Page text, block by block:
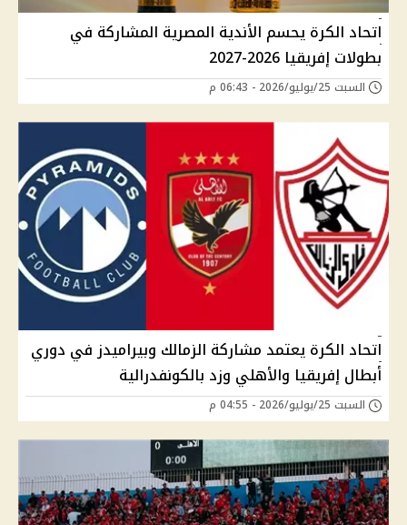
اتحاد الكرة يحسم الأندية المصرية المشاركة في
بطولات إفريقيا 2026-2027
السبت 25/يوليو/2026 - 06:43 م
اتحاد الكرة يعتمد مشاركة الزمالك وبيراميدز في دوري
أبطال إفريقيا والأهلي وزد بالكونفدرالية
السبت 25/يوليو/2026 - 04:55 م